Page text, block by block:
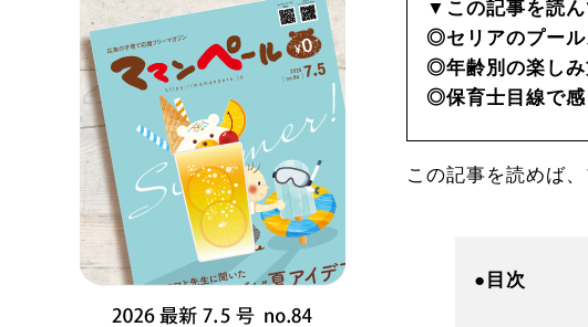
▼この記事を読ん
◎セリアのプール
◎年齢別の楽しみ
◎保育士目線で感
この記事を読めば
●目次